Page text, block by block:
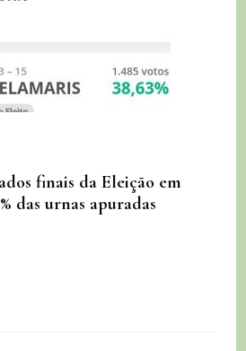
finais da Eleição em
das urnas apuradas